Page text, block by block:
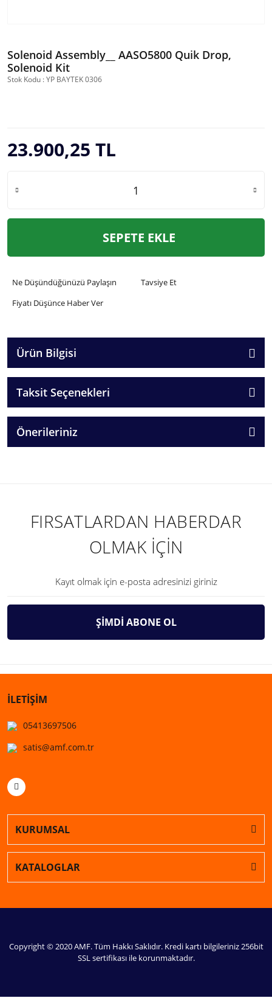
Solenoid Assembly__ AASO5800 Quik Drop,
Solenoid Kit
Stok Kodu : YP BAYTEK 0306
23.900,25 TL
SEPETE EKLE
Ne Düşündüğünüzü Paylaşın
Tavsiye Et
Fiyatı Düşünce Haber Ver
Ürün Bilgisi
Taksit Seçenekleri
Önerileriniz
FIRSATLARDAN HABERDAR
OLMAK İÇİN
ŞİMDİ ABONE OL
İLETİŞİM
05413697506
satis@amf.com.tr
KURUMSAL
KATALOGLAR
Copyright © 2020 AMF. Tüm Hakkı Saklıdır. Kredi kartı bilgileriniz 256bit
SSL sertifikası ile korunmaktadır.